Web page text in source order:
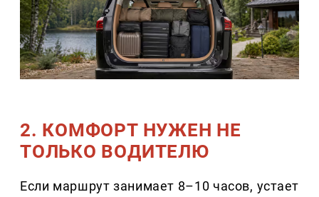
2. КОМФОРТ НУЖЕН НЕ
ТОЛЬКО ВОДИТЕЛЮ
Если маршрут занимает 8–10 часов, устает